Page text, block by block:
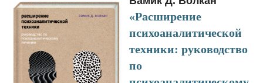
«Расширение
психоаналитической
техники: руководство
по